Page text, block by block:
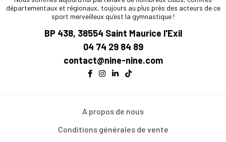
départementaux et régionaux, toujours au plus près des acteurs de ce
sport merveilleux qu’est la gymnastique !
BP 438, 38554 Saint Maurice l'Exil
04 74 29 84 89
contact@nine-nine.com
A propos de nous
Conditions générales de vente